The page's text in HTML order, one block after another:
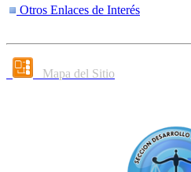
Otros Enlaces de Interés
Mapa del Sitio